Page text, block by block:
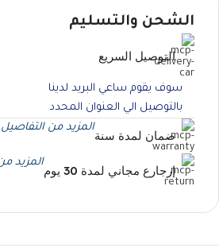
الشحن والتسليم
التوصيل السريع
سوف يقوم ساعي البريد لدينا
بالتوصيل الي العنوان المحدد
ضمان لمدة سنة
المزيد من التفاصيل
إرجارع مجاني لمدة 30 يوم
المزيد